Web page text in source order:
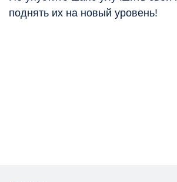
поднять их на новый уровень!